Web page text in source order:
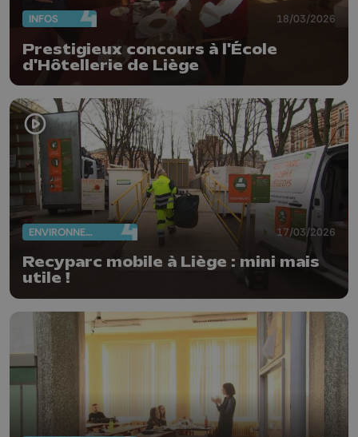
INFOS 18/03/2026
Prestigieux concours à l'École
d'Hôtellerie de Liège
ENVIRONNEMENT 17/03/2026
Recyparc mobile à Liège : mini mais
utile !